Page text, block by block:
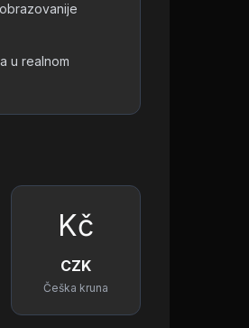
u realnom
Kč
CZK
Češka kruna